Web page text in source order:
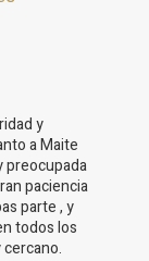
y
a Maite
preocupada
paciencia
parte , y
todos los